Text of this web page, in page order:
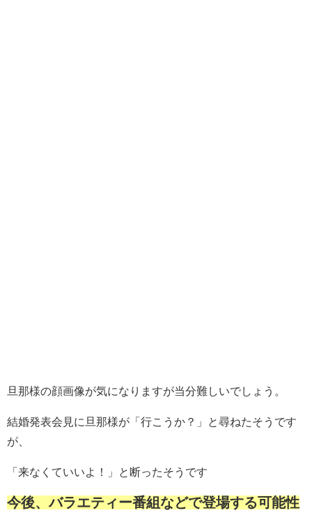
旦那様の顔画像が気になりますが当分難しいでしょう。
結婚発表会見に旦那様が「行こうか？」と尋ねたそうです
が、
「来なくていいよ！」と断ったそうです
今後、バラエティー番組などで登場する可能性